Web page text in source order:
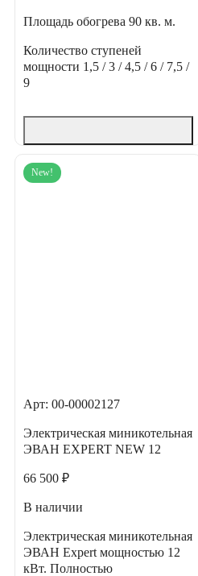
Площадь обогрева 90 кв. м.
Количество ступеней
мощности 1,5 / 3 / 4,5 / 6 / 7,5 /
9
New!
Арт: 00-00002127
Электрическая миникотельная
ЭВАН EXPERT NEW 12
66 500 ₽
В наличии
Электрическая миникотельная
ЭВАН Expert мощностью 12
кВт. Полностью